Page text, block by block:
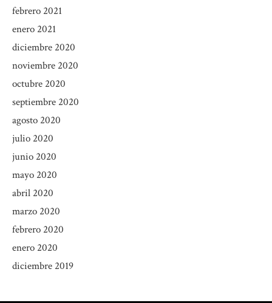
febrero 2021
enero 2021
diciembre 2020
noviembre 2020
octubre 2020
septiembre 2020
agosto 2020
julio 2020
junio 2020
mayo 2020
abril 2020
marzo 2020
febrero 2020
enero 2020
diciembre 2019